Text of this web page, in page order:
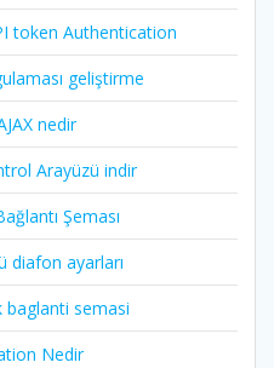
token Authentication
geliştirme
nedir
Arayüzü indir
Şeması
diafon ayarları
semasi
Nedir